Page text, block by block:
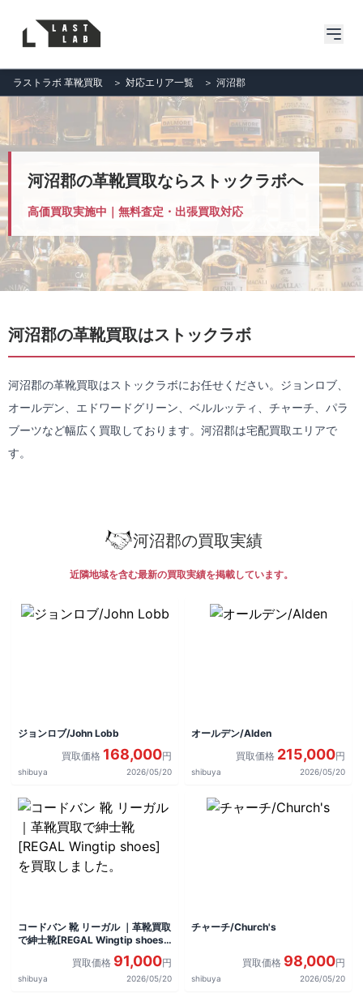
ラストラボ 革靴買取 ＞ 対応エリア一覧 ＞ 河沼郡
河沼郡の革靴買取ならストックラボへ
高価買取実施中｜無料査定・出張買取対応
河沼郡の革靴買取はストックラボ
河沼郡の革靴買取はストックラボにお任せください。ジョンロブ、
オールデン、エドワードグリーン、ベルルッティ、チャーチ、パラ
ブーツなど幅広く買取しております。河沼郡は宅配買取エリアで
す。
河沼郡の買取実績
近隣地域を含む最新の買取実績を掲載しています。
ジョンロブ/John Lobb
買取価格 168,000円
shibuya 2026/05/20
オールデン/Alden
買取価格 215,000円
shibuya 2026/05/20
コードバン 靴 リーガル ｜革靴買取
で紳士靴[REGAL Wingtip shoes]
買取価格 91,000円
shibuya 2026/05/20
チャーチ/Church's
買取価格 98,000円
shibuya 2026/05/20